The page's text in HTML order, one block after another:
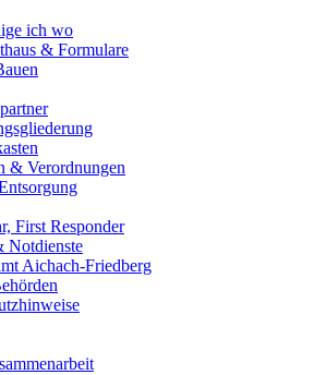
ich wo
& Formulare
& Verordnungen
First Responder
Notdienste
Aichach-Friedberg